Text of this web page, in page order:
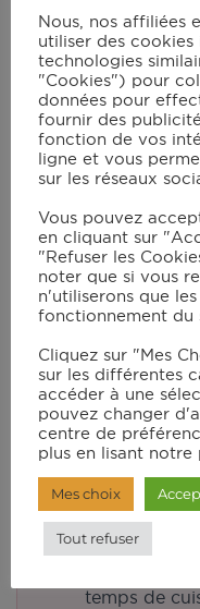
Instructions
Poser une
le fond de
puis les
l'opération 2
Sur la
mettre que
de fromage
arriver trop
la béchamel
Installer
lancer le
pour le XL).
de la fin du
cuisson à
temps de
Nous, nos affiliées
utiliser des
technologies
"Cookies") pour
données pour
fournir des
fonction de vos
ligne et vous
sur les réseaux
Vous pouvez
en cliquant sur
"Refuser les
noter que si vous
n'utiliserons que
fonctionnement du
Cliquez sur "Mes
sur les différentes
accéder à une
pouvez changer
centre de
plus en lisant notre
Mes choix
Tout refuser